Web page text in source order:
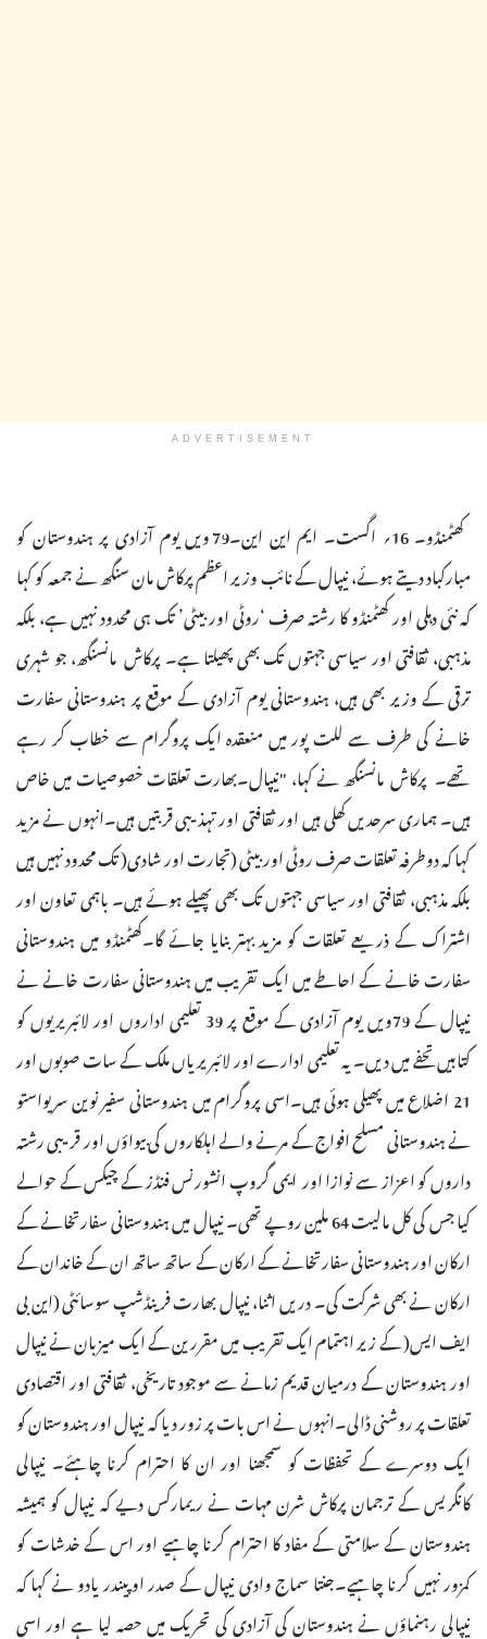
ADVERTISEMENT
کھٹمنڈو۔ 16؍ اگست۔ ایم این این۔79 ویں یوم آزادی پر ہندوستان کو
مبارکباد دیتے ہوئے، نیپال کے نائب وزیر اعظم پرکاش مان سنگھ نے جمعہ کو کہا
کہ نئی دہلی اور کھٹمنڈو کا رشتہ صرف ‘روٹی اور بیٹی’ تک ہی محدود نہیں ہے، بلکہ
مذہبی، ثقافتی اور سیاسی جہتوں تک بھی پھیلتا ہے۔ پرکاش مانسنگھ، جو شہری
ترقی کے وزیر بھی ہیں، ہندوستانی یوم آزادی کے موقع پر ہندوستانی سفارت
خانے کی طرف سے للت پور میں منعقدہ ایک پروگرام سے خطاب کر رہے
تھے۔ پرکاش مانسنگھ نے کہا، "نیپال۔بھارت تعلقات خصوصیات میں خاص
ہیں۔ ہماری سرحدیں کھلی ہیں اور ثقافتی اور تہذیبی قربتیں ہیں۔انہوں نے مزید
کہا کہ دوطرفہ تعلقات صرف روٹی اور بیٹی (تجارت اور شادی( تک محدود نہیں ہیں
بلکہ مذہبی، ثقافتی اور سیاسی جہتوں تک بھی پھیلے ہوئے ہیں۔ باہمی تعاون اور
اشتراک کے ذریعے تعلقات کو مزید بہتر بنایا جائے گا۔کھٹمنڈو میں ہندوستانی
سفارت خانے کے احاطے میں ایک تقریب میں ہندوستانی سفارت خانے نے
نیپال کے 79ویں یوم آزادی کے موقع پر 39 تعلیمی اداروں اور لائبریریوں کو
کتابیں تحفے میں دیں۔ یہ تعلیمی ادارے اور لائبریریاں ملک کے سات صوبوں اور
21 اضلاع میں پھیلی ہوئی ہیں۔اسی پروگرام میں ہندوستانی سفیر نوین سریواستو
نے ہندوستانی مسلح افواج کے مرنے والے اہلکاروں کی بیواؤں اور قریبی رشتہ
داروں کو اعزاز سے نوازا اور ایمی گروپ انشورنس فنڈز کے چیکس کے حوالے
کیا جس کی کل مالیت 64 ملین روپے تھی۔ نیپال میں ہندوستانی سفارتخانے کے
ارکان اور ہندوستانی سفارتخانے کے ارکان کے ساتھ ساتھ ان کے خاندان کے
ارکان نے بھی شرکت کی۔ دریں اثنا، نیپال بھارت فرینڈشپ سوسائٹی (این بی
ایف ایس( کے زیر اہتمام ایک تقریب میں مقررین کے ایک میزبان نے نیپال
اور ہندوستان کے درمیان قدیم زمانے سے موجود تاریخی، ثقافتی اور اقتصادی
تعلقات پر روشنی ڈالی۔انہوں نے اس بات پر زور دیا کہ نیپال اور ہندوستان کو
ایک دوسرے کے تحفظات کو سمجھنا اور ان کا احترام کرنا چاہئے۔ نیپالی
کانگریس کے ترجمان پرکاش شرن مہات نے ریمارکس دیے کہ نیپال کو ہمیشہ
ہندوستان کے سلامتی کے مفاد کا احترام کرنا چاہیے اور اس کے خدشات کو
کمزور نہیں کرنا چاہیے۔جنتا سماج وادی نیپال کے صدر اوپیندر یادو نے کہا کہ
نیپالی رہنماؤں نے ہندوستان کی آزادی کی تحریک میں حصہ لیا ہے اور اسی